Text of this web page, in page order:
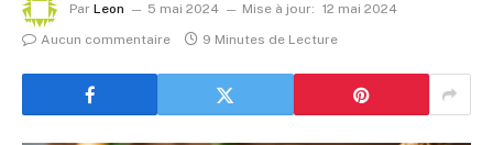
Par Leon 5 mai 2024 Mise à jour: 12 mai 2024
Aucun commentaire
9 Minutes de Lecture